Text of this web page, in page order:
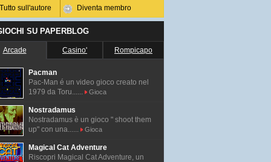
Tutto sull'autore Diventa membro
SU PAPERBLOG
Arcade Casino' Rompicapo
Pacman
Pac-Man é un video gioco creato nel
1979 da Toru......
Gioca
Nostradamus
Nostradamus è un gioco " shoot them
up" con una......
Gioca
Magical Cat Adventure
Riscopri Magical Cat Adventure, un